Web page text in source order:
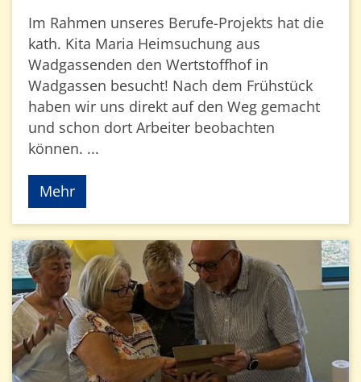
Im Rahmen unseres Berufe-Projekts hat die
kath. Kita Maria Heimsuchung aus
Wadgassenden den Wertstoffhof in
Wadgassen besucht! Nach dem Frühstück
haben wir uns direkt auf den Weg gemacht
und schon dort Arbeiter beobachten
können. ...
Mehr